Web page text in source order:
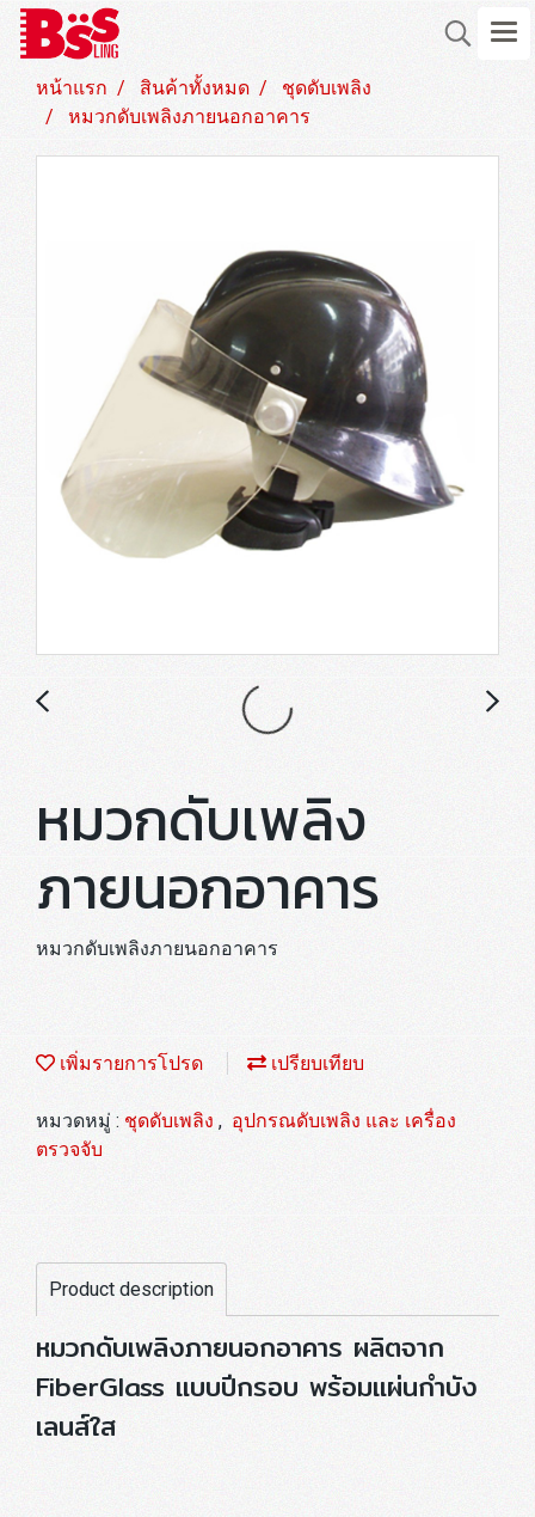
หน้าแรก สินค้าทั้งหมด
ชุดดับเพลิง
หมวกดับเพลิงภายนอกอาคาร
หมวกดับเพลิง
ภายนอกอาคาร
หมวกดับเพลิงภายนอกอาคาร
เพิ่มรายการโปรด เปรียบเทียบ
หมวดหมู่ : ชุดดับเพลิง , อุปกรณดับเพลิง และ เครื่อง
ตรวจจับ
Product description
หมวกดับเพลิงภายนอกอาคาร ผลิตจาก
FiberGlass แบบปีกรอบ พร้อมแผ่นกำบัง
เลนส์ใส